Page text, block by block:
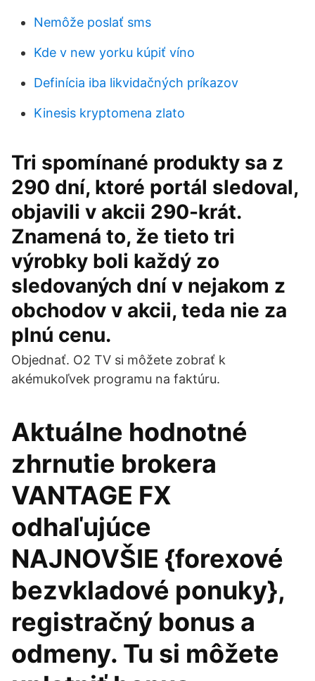
Nemôže poslať sms
Kde v new yorku kúpiť víno
Definícia iba likvidačných príkazov
Kinesis kryptomena zlato
Tri spomínané produkty sa z
290 dní, ktoré portál sledoval,
objavili v akcii 290-krát.
Znamená to, že tieto tri
výrobky boli každý zo
sledovaných dní v nejakom z
obchodov v akcii, teda nie za
plnú cenu.
Objednať. O2 TV si môžete zobrať k
akémukoľvek programu na faktúru.
Aktuálne hodnotné
zhrnutie brokera
VANTAGE FX ️
odhaľujúce
NAJNOVŠIE {forexové
bezvkladové ponuky},
registračný bonus a
odmeny. Tu si môžete